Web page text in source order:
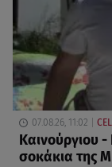
07.08.26, 11:02
Καινούργιου
σοκάκια της